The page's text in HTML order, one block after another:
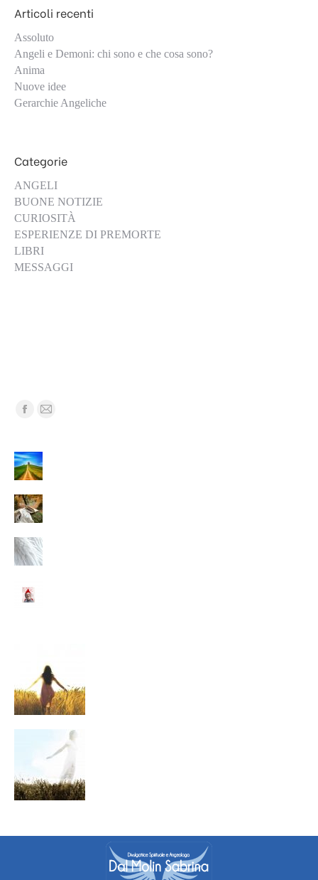
Articoli recenti
Assoluto
Angeli e Demoni: chi sono e che cosa sono?
Anima
Nuove idee
Gerarchie Angeliche
Categorie
ANGELI
BUONE NOTIZIE
CURIOSITÀ
ESPERIENZE DI PREMORTE
LIBRI
MESSAGGI